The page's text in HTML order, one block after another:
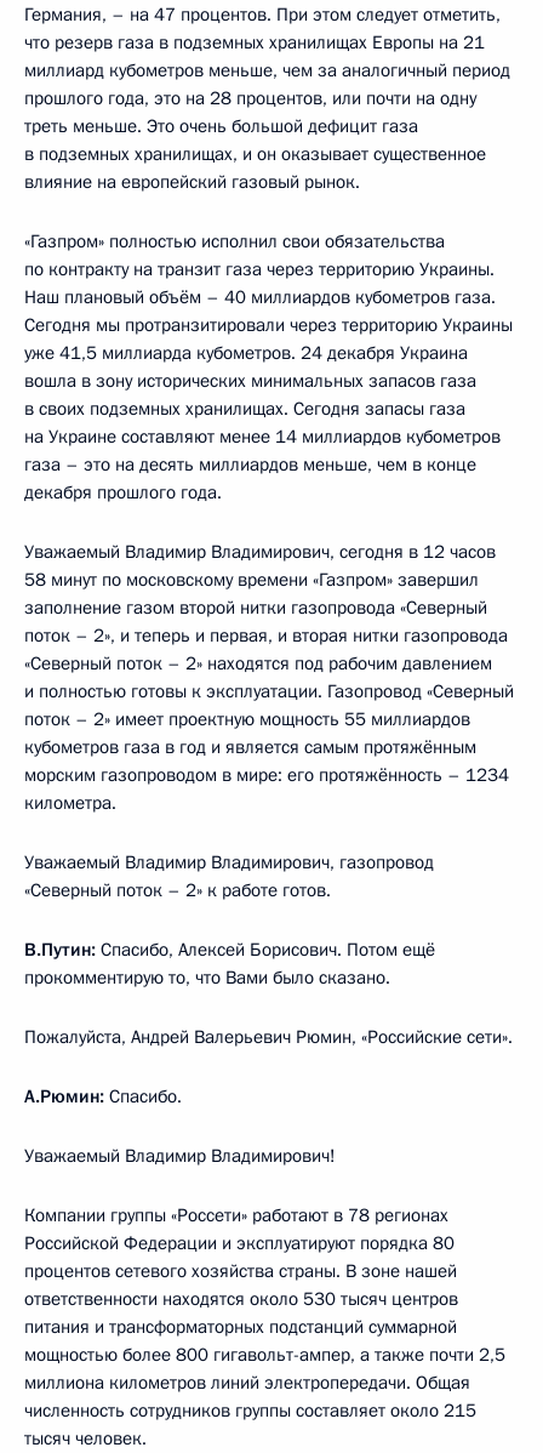
Германия, – на 47 процентов. При этом следует отметить,
что резерв газа в подземных хранилищах Европы на 21
миллиард кубометров меньше, чем за аналогичный период
прошлого года, это на 28 процентов, или почти на одну
треть меньше. Это очень большой дефицит газа
в подземных хранилищах, и он оказывает существенное
влияние на европейский газовый рынок.
«Газпром» полностью исполнил свои обязательства
по контракту на транзит газа через территорию Украины.
Наш плановый объём – 40 миллиардов кубометров газа.
Сегодня мы протранзитировали через территорию Украины
уже 41,5 миллиарда кубометров. 24 декабря Украина
вошла в зону исторических минимальных запасов газа
в своих подземных хранилищах. Сегодня запасы газа
на Украине составляют менее 14 миллиардов кубометров
газа – это на десять миллиардов меньше, чем в конце
декабря прошлого года.
Уважаемый Владимир Владимирович, сегодня в 12 часов
58 минут по московскому времени «Газпром» завершил
заполнение газом второй нитки газопровода «Северный
поток – 2», и теперь и первая, и вторая нитки газопровода
«Северный поток – 2» находятся под рабочим давлением
и полностью готовы к эксплуатации. Газопровод «Северный
поток – 2» имеет проектную мощность 55 миллиардов
кубометров газа в год и является самым протяжённым
морским газопроводом в мире: его протяжённость – 1234
километра.
Уважаемый Владимир Владимирович, газопровод
«Северный поток – 2» к работе готов.
В.Путин: Спасибо, Алексей Борисович. Потом ещё
прокомментирую то, что Вами было сказано.
Пожалуйста, Андрей Валерьевич Рюмин, «Российские сети».
А.Рюмин: Спасибо.
Уважаемый Владимир Владимирович!
Компании группы «Россети» работают в 78 регионах
Российской Федерации и эксплуатируют порядка 80
процентов сетевого хозяйства страны. В зоне нашей
ответственности находятся около 530 тысяч центров
питания и трансформаторных подстанций суммарной
мощностью более 800 гигавольт-ампер, а также почти 2,5
миллиона километров линий электропередачи. Общая
численность сотрудников группы составляет около 215
тысяч человек.